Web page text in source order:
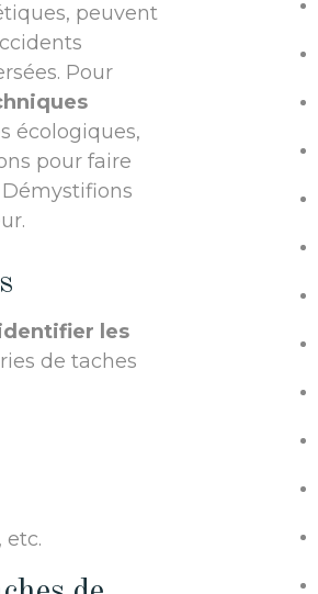
peuvent
Pour
écologiques,
pour faire
les
de taches